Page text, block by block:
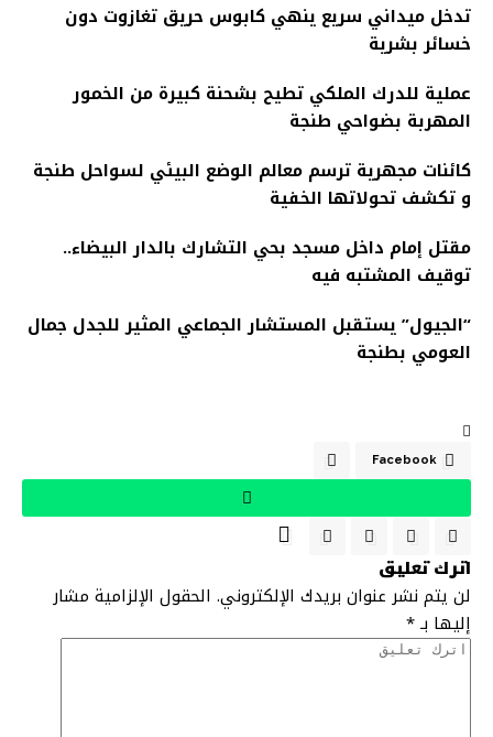
تدخل ميداني سريع ينهي كابوس حريق تغازوت دون
خسائر بشرية
عملية للدرك الملكي تطيح بشحنة كبيرة من الخمور
المهربة بضواحي طنجة
كائنات مجهرية ترسم معالم الوضع البيئي لسواحل طنجة
و تكشف تحولاتها الخفية
مقتل إمام داخل مسجد بحي التشارك بالدار البيضاء..
توقيف المشتبه فيه
“الجيول” يستقبل المستشار الجماعي المثير للجدل جمال
العومي بطنجة
Facebook
اترك تعليق
لن يتم نشر عنوان بريدك الإلكتروني. الحقول الإلزامية مشار
إليها بـ*